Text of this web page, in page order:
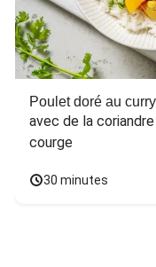
Poulet doré au
avec de la
courge
30 minutes